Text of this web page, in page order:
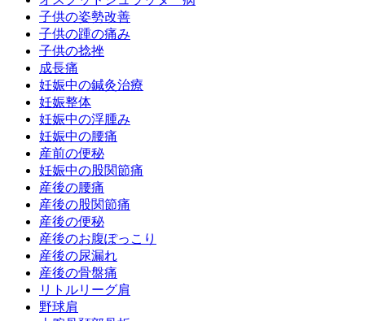
子供の姿勢改善
子供の踵の痛み
子供の捻挫
成長痛
妊娠中の鍼灸治療
妊娠整体
妊娠中の浮腫み
妊娠中の腰痛
産前の便秘
妊娠中の股関節痛
産後の腰痛
産後の股関節痛
産後の便秘
産後のお腹ぽっこり
産後の尿漏れ
産後の骨盤痛
リトルリーグ肩
野球肩